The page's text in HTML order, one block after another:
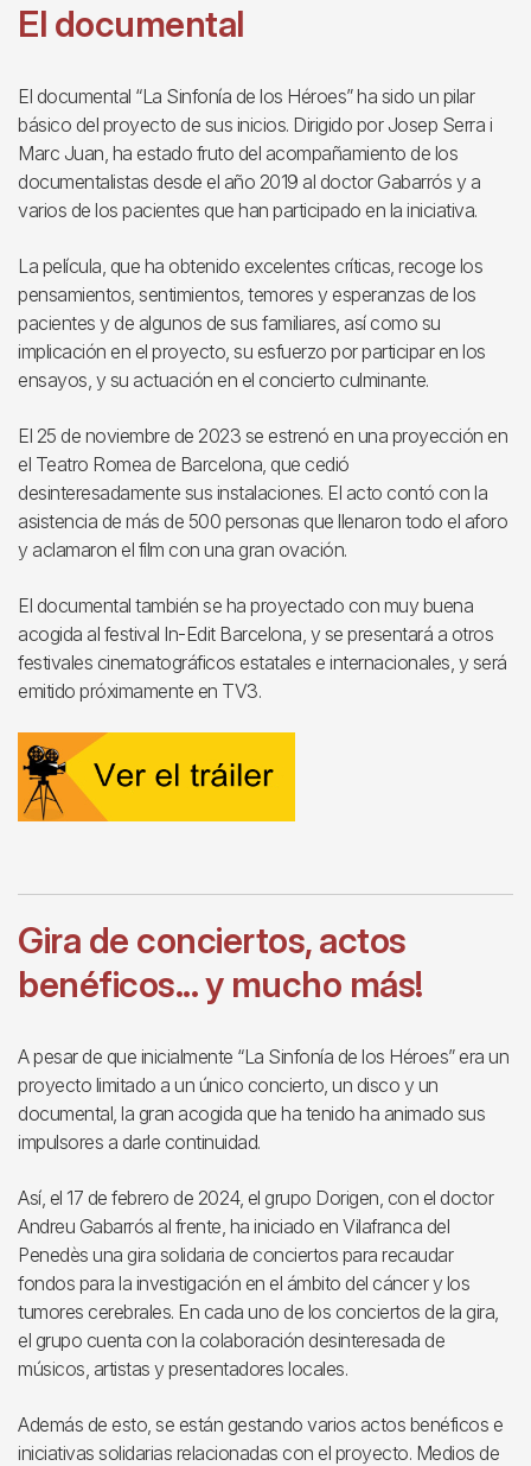
El documental
El documental “La Sinfonía de los Héroes” ha sido un pilar
básico del proyecto de sus inicios. Dirigido por Josep Serra i
Marc Juan, ha estado fruto del acompañamiento de los
documentalistas desde el año 2019 al doctor Gabarrós y a
varios de los pacientes que han participado en la iniciativa.
La película, que ha obtenido excelentes críticas, recoge los
pensamientos, sentimientos, temores y esperanzas de los
pacientes y de algunos de sus familiares, así como su
implicación en el proyecto, su esfuerzo por participar en los
ensayos, y su actuación en el concierto culminante.
El 25 de noviembre de 2023 se estrenó en una proyección en
el Teatro Romea de Barcelona, que cedió
desinteresadamente sus instalaciones. El acto contó con la
asistencia de más de 500 personas que llenaron todo el aforo
y aclamaron el film con una gran ovación.
El documental también se ha proyectado con muy buena
acogida al festival In-Edit Barcelona, y se presentará a otros
festivales cinematográficos estatales e internacionales, y será
emitido próximamente en TV3.
Gira de conciertos, actos
benéficos... y mucho más!
A pesar de que inicialmente “La Sinfonía de los Héroes” era un
proyecto limitado a un único concierto, un disco y un
documental, la gran acogida que ha tenido ha animado sus
impulsores a darle continuidad.
Así, el 17 de febrero de 2024, el grupo Dorigen, con el doctor
Andreu Gabarrós al frente, ha iniciado en Vilafranca del
Penedès una gira solidaria de conciertos para recaudar
fondos para la investigación en el ámbito del cáncer y los
tumores cerebrales. En cada uno de los conciertos de la gira,
el grupo cuenta con la colaboración desinteresada de
músicos, artistas y presentadores locales.
Además de esto, se están gestando varios actos benéficos e
iniciativas solidarias relacionadas con el proyecto. Medios de